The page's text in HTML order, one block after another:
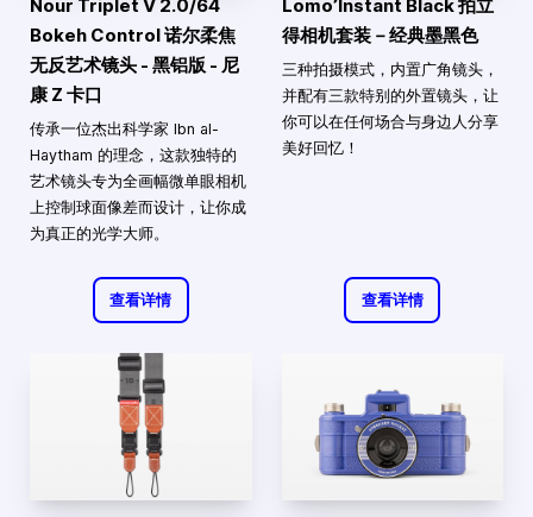
Nour Triplet V 2.0/64
Bokeh Control 诺尔柔焦
无反艺术镜头 - 黑铝版 - 尼
康 Z 卡口
传承一位杰出科学家 Ibn al-
Haytham 的理念，这款独特的
艺术镜头专为全画幅微单眼相机
上控制球面像差而设计，让你成
为真正的光学大师。
查看详情
Lomo’Instant Black 拍立
得相机套装－经典墨黑色
三种拍摄模式，内置广角镜头，
并配有三款特别的外置镜头，让
你可以在任何场合与身边人分享
美好回忆！
查看详情